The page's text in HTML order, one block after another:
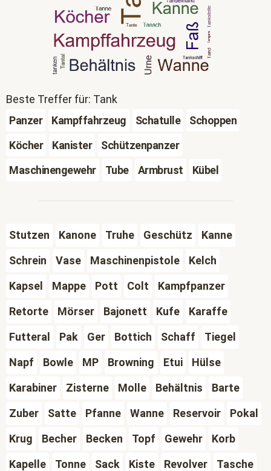
Beste Treffer für: Tank
Panzer
Kampffahrzeug Schatulle
Schoppen
Köcher
Kanister
Schützenpanzer
Maschinengewehr
Tube Armbrust Kübel
Stutzen Kanone Truhe Geschütz
Kanne
Schrein
Vase Maschinenpistole
Kelch
Kapsel
Mappe Pott Colt
Kampfpanzer
Retorte
Mörser Bajonett Kufe
Karaffe
Futteral
Pak Ger Bottich Schaff
Tiegel
Napf
Bowle MP Browning Etui
Hülse
Karabiner
Zisterne Molle Behältnis
Barte
Zuber
Satte Pfanne Wanne Reservoir
Pokal
Krug
Becher Becken Topf Gewehr
Korb
Kapelle
Tonne Sack Kiste Revolver
Tasche